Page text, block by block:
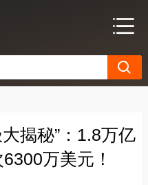
揭秘”：1.8万亿
万美元！